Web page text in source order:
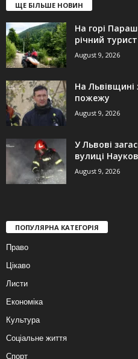
ЩЕ БІЛЬШЕ НОВИН
На горі
річний турист
August 9, 2026
На Львівщині
пожежу
August 9, 2026
У Львові
вулиці
August 9, 2026
ПОПУЛЯРНА КАТЕГОРІЯ
Право
Цікаво
Листи
Економіка
Культура
Соціальне життя
Спорт